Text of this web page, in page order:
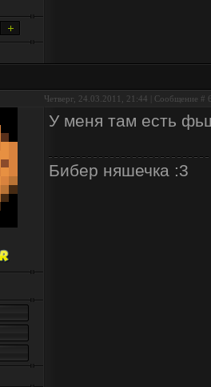
Четверг, 24.03.2011, 21:44 | Сообщение #
У меня там есть
Бибер няшечка :3